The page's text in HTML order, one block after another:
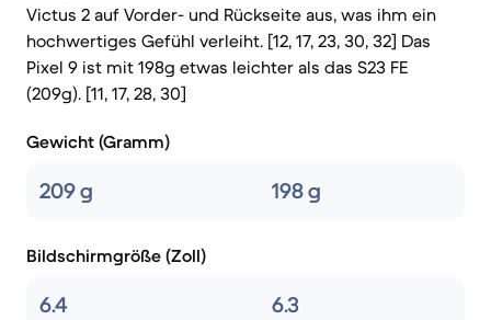
Victus 2 auf Vorder- und Rückseite aus, was ihm ein
hochwertiges Gefühl verleiht. [12, 17, 23, 30, 32] Das
Pixel 9 ist mit 198g etwas leichter als das S23 FE
(209g). [11, 17, 28, 30]
Gewicht (Gramm)
209 g 198 g
Bildschirmgröße (Zoll)
6.4 6.3